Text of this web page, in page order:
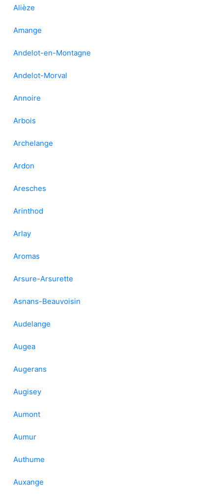
Alièze
Amange
Andelot-en-Montagne
Andelot-Morval
Annoire
Arbois
Archelange
Ardon
Aresches
Arinthod
Arlay
Aromas
Arsure-Arsurette
Asnans-Beauvoisin
Audelange
Augea
Augerans
Augisey
Aumont
Aumur
Authume
Auxange